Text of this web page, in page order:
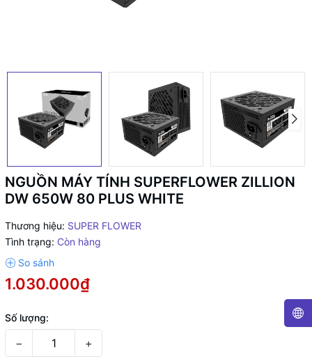
NGUỒN MÁY TÍNH SUPERFLOWER ZILLION
DW 650W 80 PLUS WHITE
Thương hiệu: SUPER FLOWER
Tình trạng: Còn hàng
1.030.000₫
Số lượng:
− +